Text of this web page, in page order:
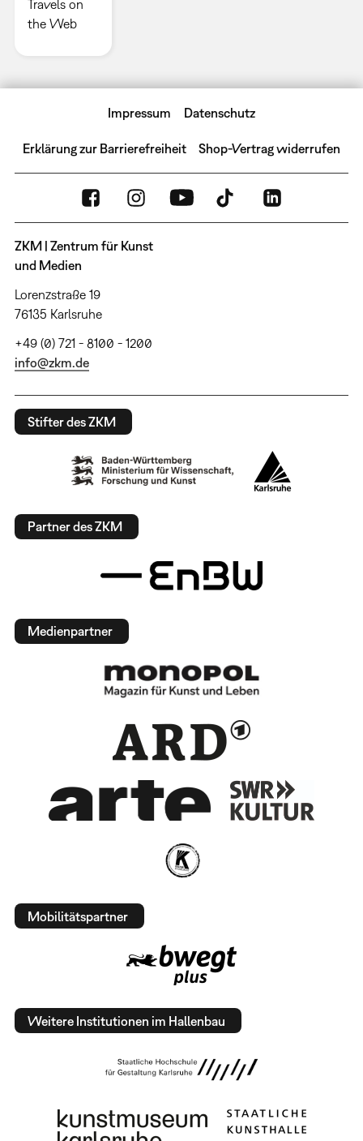
Travels on
the Web
Impressum Datenschutz
Erklärung zur Barrierefreiheit Shop-Vertrag widerrufen
ZKM | Zentrum für Kunst
und Medien
Lorenzstraße 19
76135 Karlsruhe
+49 (0) 721 - 8100 - 1200
info@zkm.de
Stifter des ZKM
Partner des ZKM
Medienpartner
Mobilitätspartner
Weitere Institutionen im Hallenbau